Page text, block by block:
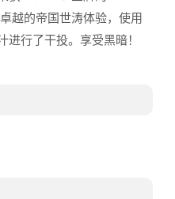
越的帝国世涛体验，使用
行了干投。享受黑暗！